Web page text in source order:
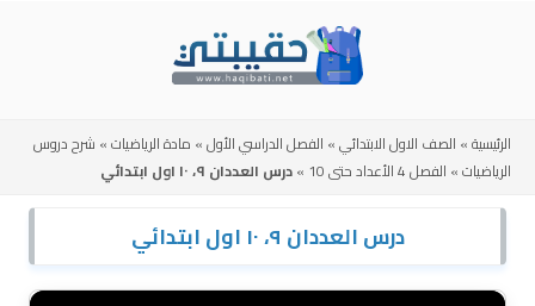
الرئيسية» الصف الاول الابتدائي» الفصل الدراسي الأول» مادة الرياضيات» شرح دروس
الرياضيات» الفصل 4 الأعداد حتى 10 »درس العددان ٩، ١٠ اول ابتدائي
درس العددان ٩، ١٠ اول ابتدائي